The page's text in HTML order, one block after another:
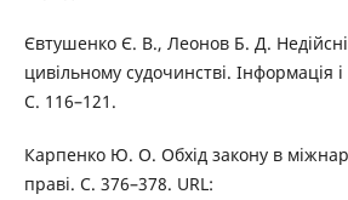
Євтушенко Є. В., Леонов Б. Д.
цивільному судочинстві. Інформація
С. 116–121.
Карпенко Ю. О. Обхід закону в
праві. С. 376–378. URL: